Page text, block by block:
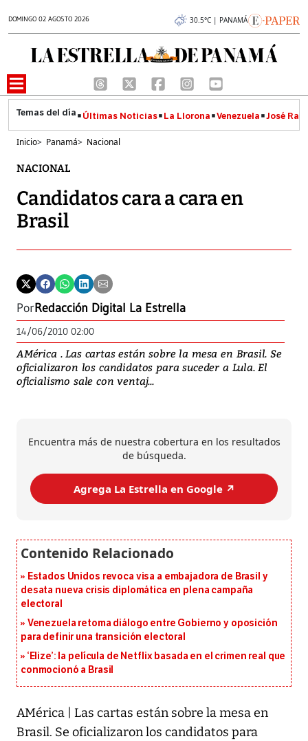
DOMINGO 02 AGOSTO 2026 30.5°C | PANAMÁ
Últimas Noticias La Llorona Venezuela José
Inicio> Panamá> Nacional
NACIONAL
Candidatos cara a cara en
Brasil
PorRedacción Digital La Estrella
14/06/2010 02:00
AMérica . Las cartas están sobre la mesa en Brasil. Se
oficializaron los candidatos para suceder a Lula. El
oficialismo sale con ventaj...
Encuentra más de nuestra cobertura en los resultados
de búsqueda.
Agrega La Estrella en Google ↗️
Estados Unidos revoca visa a embajadora de Brasil y
desata nueva crisis diplomática en plena campaña
electoral
Venezuela retoma diálogo entre Gobierno y oposición
para definir una transición electoral
‘Elize’: la película de Netflix basada en el crimen real que
conmocionó a Brasil
AMérica | Las cartas están sobre la mesa en
Brasil. Se oficializaron los candidatos para